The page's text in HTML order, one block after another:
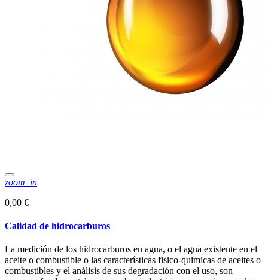
zoom_in
0,00 €
Calidad de hidrocarburos
La medición de los hidrocarburos en agua, o el agua existente en el
aceite o combustible o las características fisico-quimicas de aceites o
combustibles y el análisis de sus degradación con el uso, son